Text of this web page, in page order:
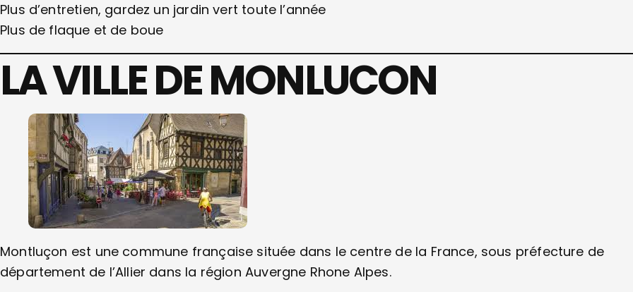
Plus d’entretien, gardez un jardin vert toute l’année
Plus de flaque et de boue
LA VILLE DE MONLUCON
Montluçon est une commune française située dans le centre de la France, sous préfecture de
département de l’Allier dans la région Auvergne Rhone Alpes.